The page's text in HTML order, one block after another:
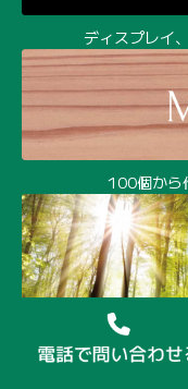
ディスプレイ
100個から
環境経